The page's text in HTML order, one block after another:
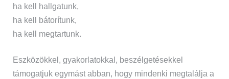
ha kell hallgatunk,
ha kell bátorítunk,
ha kell megtartunk.
Eszközökkel, gyakorlatokkal, beszélgetésekkel
támogatjuk egymást abban, hogy mindenki megtalálja a